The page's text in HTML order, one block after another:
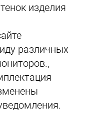
изделия
различных